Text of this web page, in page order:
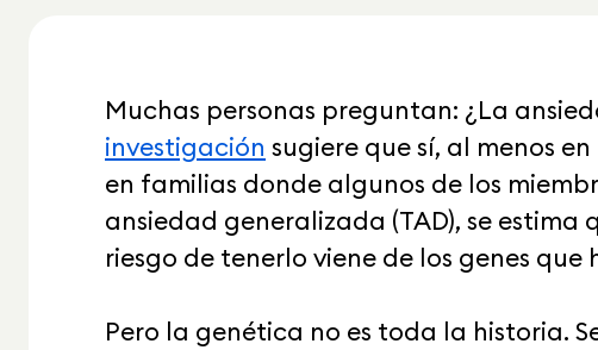
Muchas personas preguntan: ¿La
investigación sugiere que sí, al menos
en familias donde algunos de los
ansiedad generalizada (TAD), se estima
riesgo de tenerlo viene de los genes que
Pero la genética no es toda la historia.